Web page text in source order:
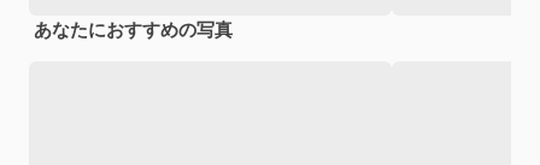
あなたにおすすめの写真